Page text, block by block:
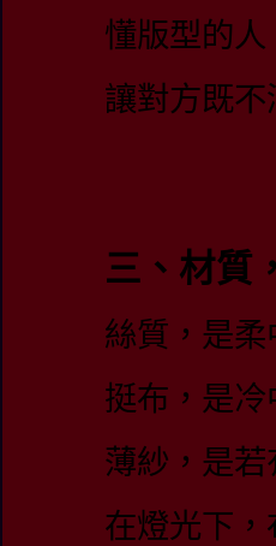
懂版型的
讓對方既
三、材質
絲質，是
挺布，是
薄紗，是
在燈光下